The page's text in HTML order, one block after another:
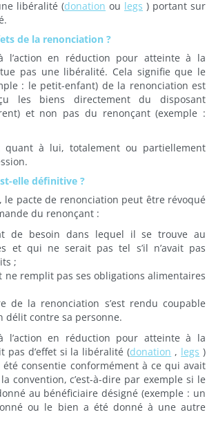
libéralité (donation ou legs ) portant sur
de la renonciation ?
l’action en réduction pour atteinte à la
pas une libéralité. Cela signifie que le
: le petit-enfant) de la renonciation est
les biens directement du disposant
et non pas du renonçant (exemple :
quant à lui, totalement ou partiellement
elle définitive ?
le pacte de renonciation peut être révoqué
du renonçant :
de besoin dans lequel il se trouve au
et qui ne serait pas tel s’il n’avait pas
;
remplit pas ses obligations alimentaires
de la renonciation s’est rendu coupable
délit contre sa personne.
l’action en réduction pour atteinte à la
pas d’effet si la libéralité (donation , legs )
été consentie conformément à ce qui avait
convention, c’est-à-dire par exemple si le
au bénéficiaire désigné (exemple : un
ou le bien a été donné à une autre